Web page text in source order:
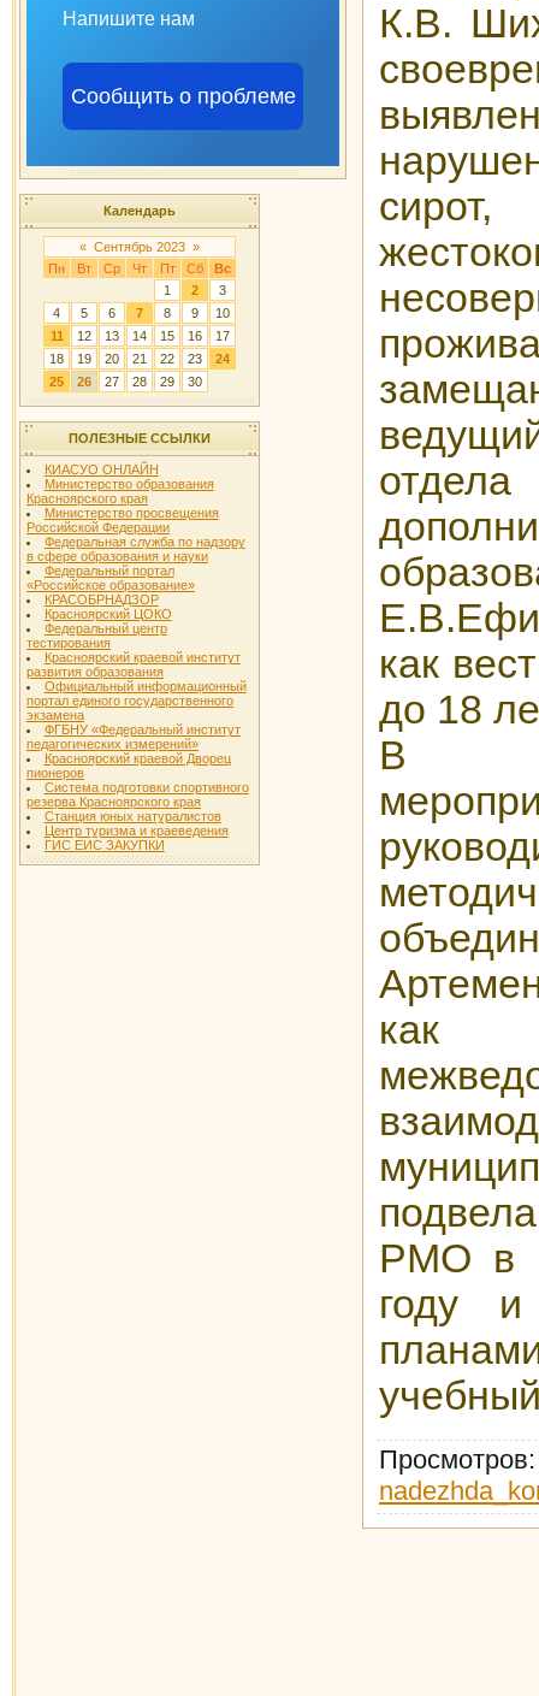
Напишите нам
Сообщить о проблеме
Календарь
« Сентябрь 2023 »
Пн
Вт Ср Чт Пт Сб
Вс
1
2
3
4
5 6 7 8 9
10
11
12 13 14 15 16
17
18
19 20 21 22 23
24
25
26 27 28 29 30
ПОЛЕЗНЫЕ ССЫЛКИ
КИАСУО ОНЛАЙН
Министерство образования
Красноярского края
Министерство просвещения
Российской Федерации
Федеральная служба по надзору
в сфере образования и науки
Федеральный портал
«Российское образование»
КРАСОБРНАДЗОР
Красноярский ЦОКО
Федеральный центр
тестирования
Красноярский краевой институт
развития образования
Официальный информационный
портал единого государственного
экзамена
ФГБНУ «Федеральный институт
педагогических измерений»
Красноярский краевой Дворец
пионеров
Система подготовки спортивного
резерва Красноярского края
Станция юных натуралистов
Центр туризма и краеведения
ГИС ЕИС ЗАКУПКИ
К.В.
как
до 18
В
как
РМО в
году и
Просмотров